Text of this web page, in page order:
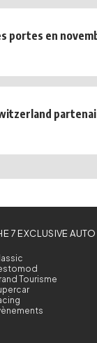
portes en
7 EXCLUSIVE AUTO
Tourisme